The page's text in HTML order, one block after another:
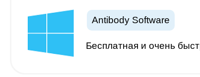
Antibody Software
Бесплатная и очень